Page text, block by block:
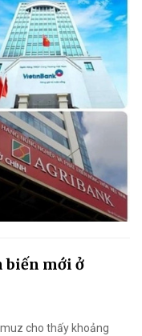
biến mới ở
cho thấy khoảng